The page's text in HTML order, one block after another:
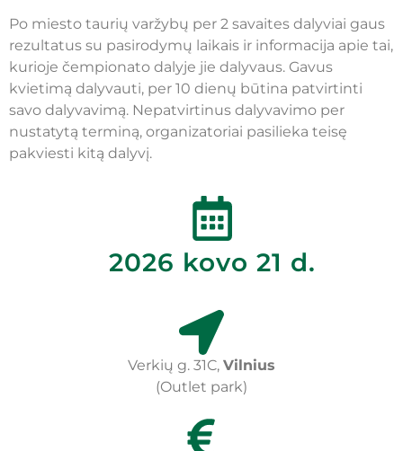
Po miesto taurių varžybų per 2 savaites dalyviai gaus
rezultatus su pasirodymų laikais ir informacija apie tai,
kurioje čempionato dalyje jie dalyvaus. Gavus
kvietimą dalyvauti, per 10 dienų būtina patvirtinti
savo dalyvavimą. Nepatvirtinus dalyvavimo per
nustatytą terminą, organizatoriai pasilieka teisę
pakviesti kitą dalyvį.
2026 kovo 21 d.
Verkių g. 31C, Vilnius
(Outlet park)